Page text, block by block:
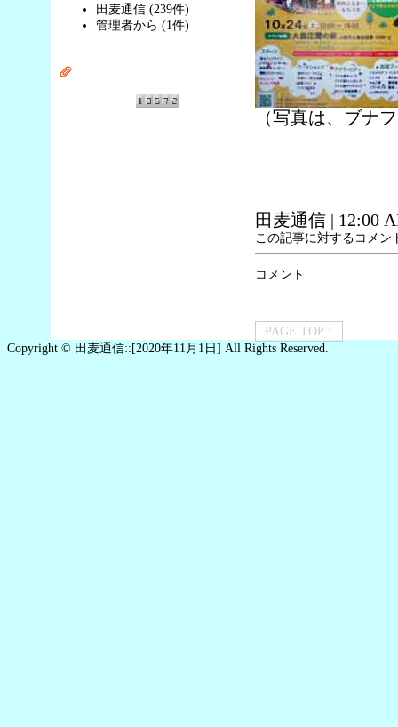
田麦通信 (239件)
管理者から (1件)
（写真は、ブナ
田麦通信| 12:00
この記事に対するコメン
コメント
PAGE TOP ↑
Copyright © 田麦通信::[2020年11月1日] All Rights Reserved.